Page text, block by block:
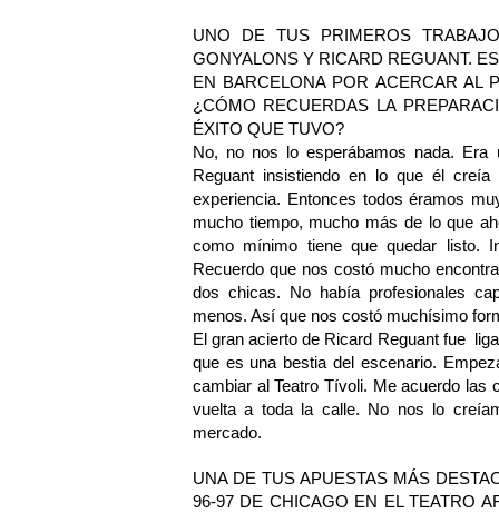
UNO DE TUS PRIMEROS
GONYALONS Y RICARD REGUANT.
EN BARCELONA POR ACERCAR AL
¿CÓMO RECUERDAS LA
ÉXITO QUE TUVO?
No, no nos lo esperábamos nada.
Reguant insistiendo en lo que él
experiencia. Entonces todos éramos
mucho tiempo, mucho más de lo que
como mínimo tiene que quedar listo.
Recuerdo que nos costó mucho
dos chicas. No había profesionales
menos. Así que nos costó muchísimo
El gran acierto de Ricard Reguant fue
que es una bestia del escenario.
cambiar al Teatro Tívoli. Me acuerdo las
vuelta a toda la calle. No nos lo
mercado.
UNA DE TUS APUESTAS MÁS
96-97 DE CHICAGO EN EL TEATRO